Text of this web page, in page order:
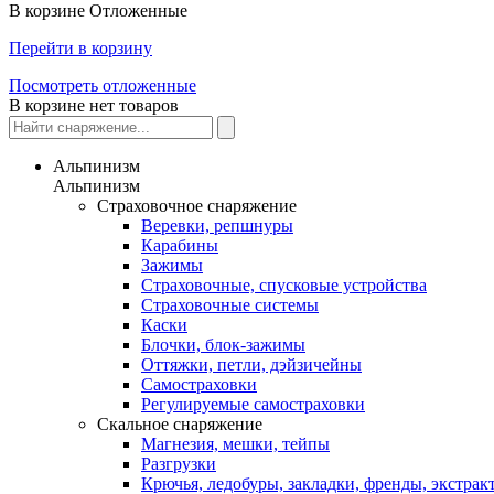
В корзине Отложенные
Перейти в корзину
Посмотреть отложенные
В корзине нет товаров
Альпинизм
Альпинизм
Страховочное снаряжение
Веревки, репшнуры
Карабины
Зажимы
Страховочные, спусковые устройства
Страховочные системы
Каски
Блочки, блок-зажимы
Оттяжки, петли, дэйзичейны
Самостраховки
Регулируемые самостраховки
Скальное снаряжение
Магнезия, мешки, тейпы
Разгрузки
Крючья, ледобуры, закладки, френды,